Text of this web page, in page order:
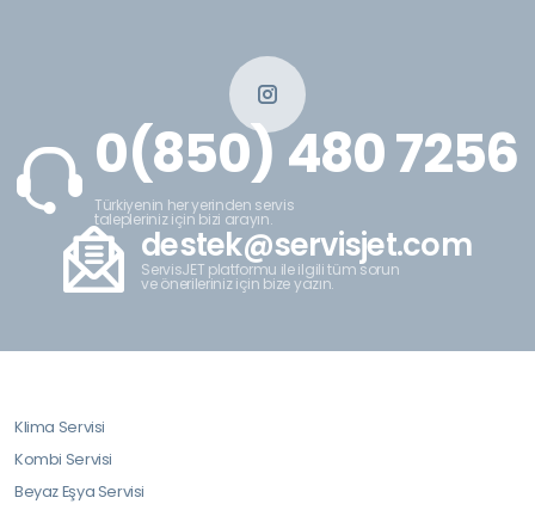
0(850) 480 7256
Türkiyenin her yerinden servis
talepleriniz için bizi arayın.
destek@servisjet.com
ServisJET platformu ile ilgili tüm sorun
ve önerileriniz için bize yazın.
Klima Servisi
Kombi Servisi
Beyaz Eşya Servisi